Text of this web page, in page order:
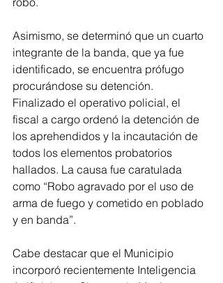
Asimismo, se determinó que un cuarto
integrante de la banda, que ya fue
identificado, se encuentra prófugo
procurándose su detención.
Finalizado el operativo policial, el
fiscal a cargo ordenó la detención de
los aprehendidos y la incautación de
todos los elementos probatorios
hallados. La causa fue caratulada
como “Robo agravado por el uso de
arma de fuego y cometido en poblado
y en banda”.
Cabe destacar que el Municipio
incorporó recientemente Inteligencia